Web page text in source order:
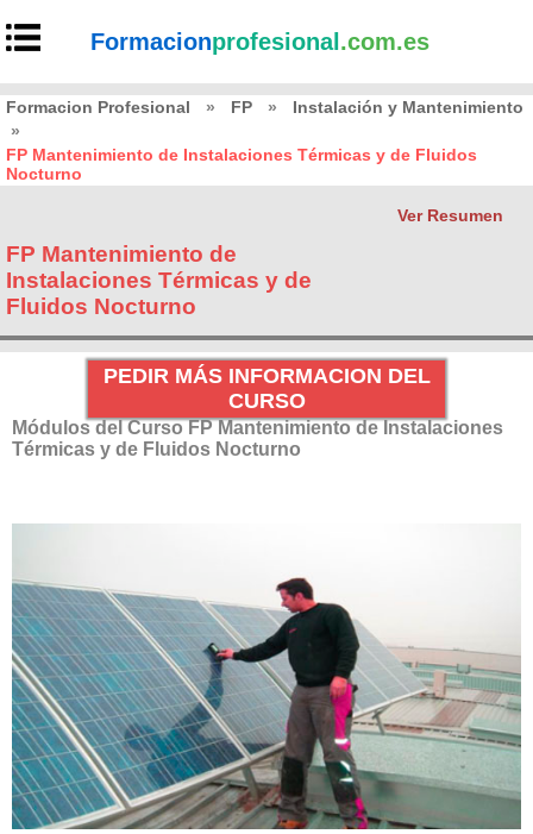
Formacionprofesional .com.es
Formacion Profesional » FP »
Instalación y Mantenimiento
»
FP Mantenimiento de Instalaciones Térmicas y de Fluidos
Nocturno
Ver Resumen
FP Mantenimiento de
Instalaciones Térmicas y de
Fluidos Nocturno
PEDIR MÁS INFORMACION DEL
CURSO
Módulos del Curso FP Mantenimiento de Instalaciones
Térmicas y de Fluidos Nocturno